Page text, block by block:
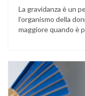
La gravidanza è un
l’organismo della
maggiore quando è
volta durante la
mantenere …